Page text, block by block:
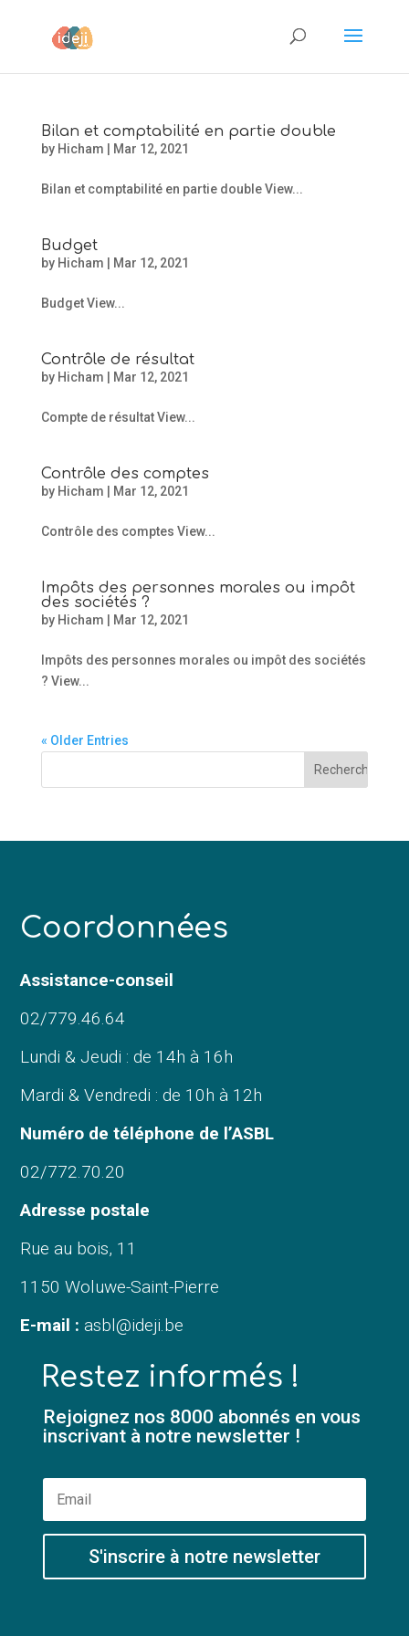
Bilan et comptabilité en partie double
by Hicham Mar 12, 2021
Bilan et comptabilité en partie double View...
Budget
by Hicham Mar 12, 2021
Budget View...
Contrôle de résultat
by Hicham Mar 12, 2021
Compte de résultat View...
Contrôle des comptes
by Hicham Mar 12, 2021
Contrôle des comptes View...
Impôts des personnes morales ou impôt
des sociétés ?
by Hicham Mar 12, 2021
Impôts des personnes morales ou impôt des sociétés
? View...
« Older Entries
Coordonnées
Assistance-conseil
02/779.46.64
Lundi & Jeudi : de 14h à 16h
Mardi & Vendredi : de 10h à 12h
Numéro de téléphone de l’ASBL
02/772.70.20
Adresse postale
Rue au bois, 11
1150 Woluwe-Saint-Pierre
E-mail : asbl@ideji.be
Restez informés !
Rejoignez nos 8000 abonnés en vous
inscrivant à notre newsletter !
S'inscrire à notre newsletter